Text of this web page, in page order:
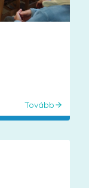
Tovább